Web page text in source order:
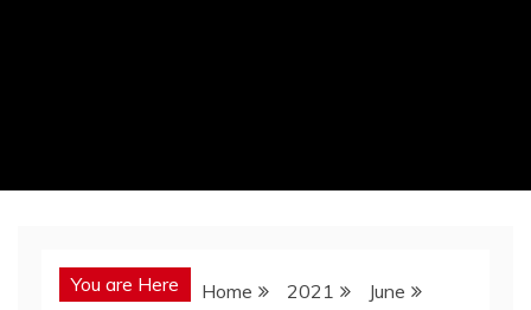
You are Here Home 2021
June